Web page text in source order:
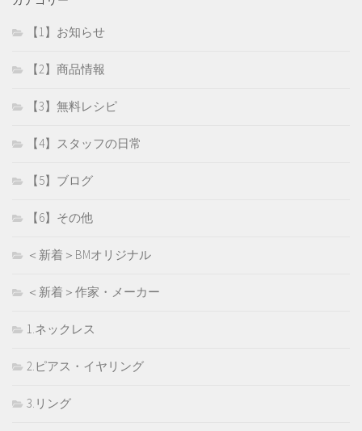
【1】お知らせ
【2】商品情報
【3】無料レシピ
【4】スタッフの日常
【5】ブログ
【6】その他
＜新着＞BMオリジナル
＜新着＞作家・メーカー
1.ネックレス
2.ピアス・イヤリング
3.リング